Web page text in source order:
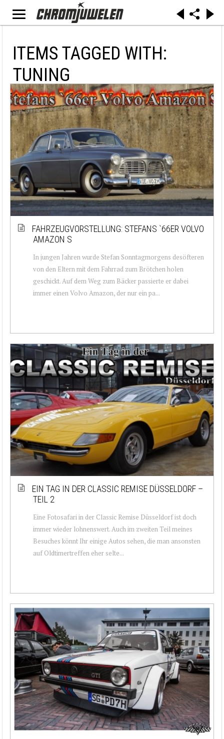
ITEMS TAGGED WITH:
TUNING
FAHRZEUGVORSTELLUNG: STEFANS `66ER VOLVO
AMAZON S
In jungen Jahren wurde Stefan Sonntagmorgens desöfteren
von den Eltern mit dem Fahrrad zum Brötchen holen
geschickt. Auf dem Weg zum Bäcker passierte er dabei
immer einen Volvo Amazon, der nur ein pa...
EIN TAG IN DER CLASSIC REMISE DÜSSELDORF –
TEIL 2
Eine Fotosafari in der Classic Remise Düsseldorf ist doch
immer wieder lohnenswert. Auch im zweiten Teil meines
Besuches könnt Ihr einige Autos sehen, die man ansonsten
auf Oldtimertreffen eher selte...